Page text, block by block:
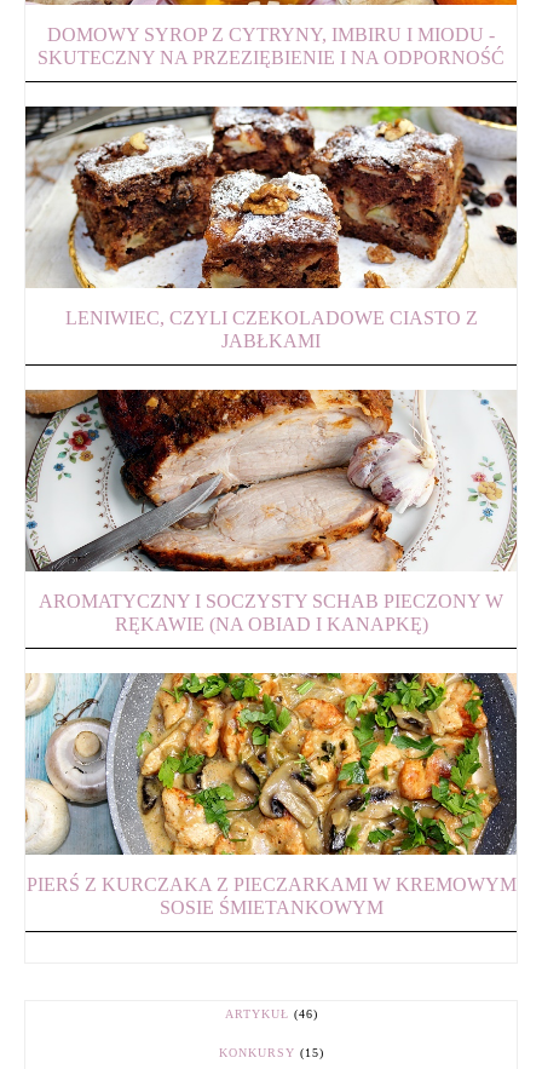
DOMOWY SYROP Z CYTRYNY, IMBIRU I MIODU -
SKUTECZNY NA PRZEZIĘBIENIE I NA ODPORNOŚĆ
LENIWIEC, CZYLI CZEKOLADOWE CIASTO Z
JABŁKAMI
AROMATYCZNY I SOCZYSTY SCHAB PIECZONY W
RĘKAWIE (NA OBIAD I KANAPKĘ)
PIERŚ Z KURCZAKA Z PIECZARKAMI W KREMOWYM
SOSIE ŚMIETANKOWYM
ARTYKUŁ (46)
KONKURSY (15)